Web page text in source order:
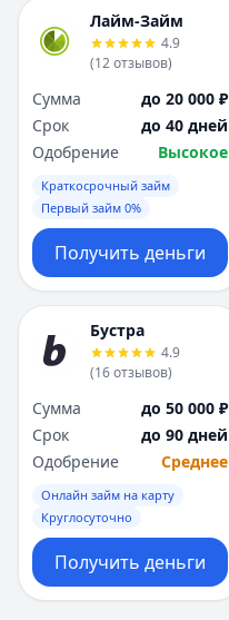
Лайм-Займ
4.9
(12отзывов)
Сумма
до 20 000 ₽
Срок
до 40 дней
Одобрение
Высокое
Краткосрочный займ
Первый займ 0%
Получить деньги
Бустра
4.9
(16отзывов)
Сумма
до 50 000 ₽
Срок
до 90 дней
Одобрение
Среднее
Онлайн займ на карту
Круглосуточно
Получить деньги